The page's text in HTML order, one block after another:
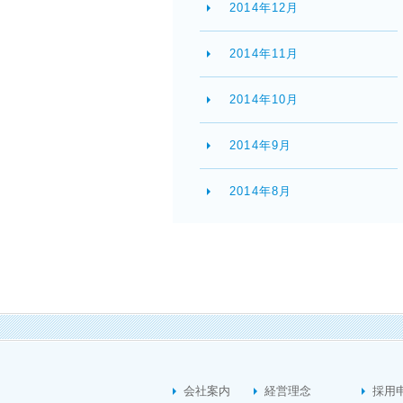
2014年12月
2014年11月
2014年10月
2014年9月
2014年8月
会社案内 経営理念 採用